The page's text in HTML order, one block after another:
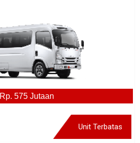
Rp. 575 Jutaan
Unit Terbatas